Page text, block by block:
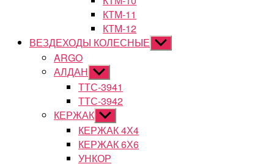
КТМ-11
КТМ-12
ВЕЗДЕХОДЫ КОЛЕСНЫЕ Показывать
подменю
ARGO
АЛДАН Показывать
подменю
ТТС-3941
ТТС-3942
КЕРЖАК Показывать
подменю
КЕРЖАК 4Х4
КЕРЖАК 6Х6
УНКОР